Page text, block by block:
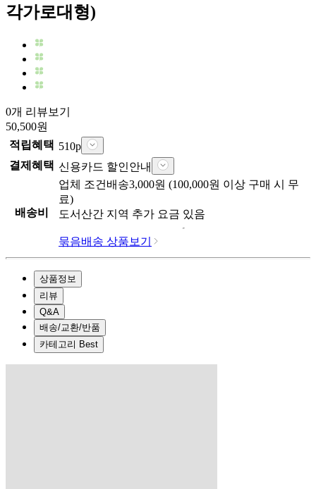
각가로대형)
0개 리뷰보기
50,500원
적립혜택 510p
결제혜택 신용카드 할인안내
배송비
업체 조건배송3,000원 (100,000원 이상 구매 시 무
료)
도서산간 지역 추가 요금 있음
묶음배송 상품보기
상품정보
리뷰
Q&A
배송/교환/반품
카테고리 Best